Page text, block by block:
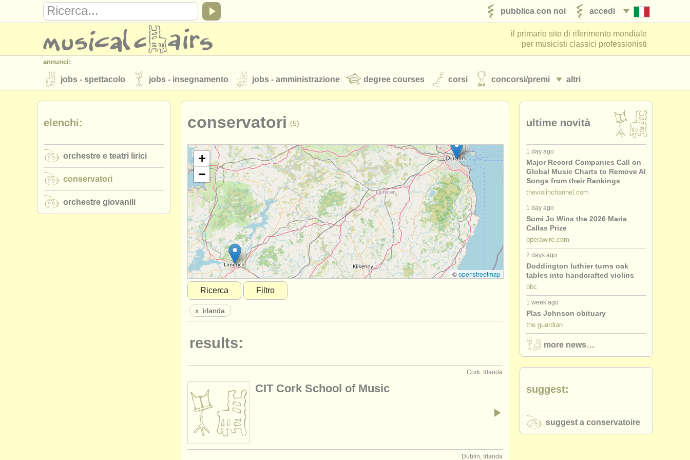
accedi
pubblica con noi
il primario sito di riferimento mondiale
per musicisti classici professionisti
annunci:
altri
jobs - spettacolo jobs - insegnamento jobs - amministrazione degree courses corsi concorsi/premi
strumenti in vendita strumenti rubati
elenchi:
musicalchairs:
contattaci rss feeds notizie di musica classica
editori:
pubblica con noi find out about ourATS ATSfaq accedi
conservatori (5)
+
−
©openstreetmap
Ricerca
Filtro
x irlanda
results:
Cork, Irlanda
CIT Cork School of Music
Dublin, Irlanda
elenchi:
orchestre e teatri lirici
conservatori
orchestre giovanili
ultime novità
1 day ago
Major Record Companies Call on
Global Music Charts to Remove AI
Songs from their Rankings
theviolinchannel.com
1 day ago
Sumi Jo Wins the 2026 Maria
Callas Prize
operawire.com
2 days ago
Doddington luthier turns oak
tables into handcrafted violins
bbc
1 week ago
Plas Johnson obituary
the guardian
more news…
suggest:
suggest a conservatoire